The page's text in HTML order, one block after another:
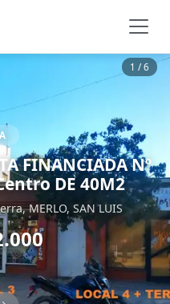
1 / 6
FINANCIADA Nº
DE 40M2
MERLO, SAN LUIS